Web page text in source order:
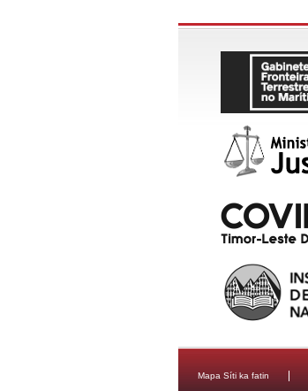
Mapa Síti ka fatin